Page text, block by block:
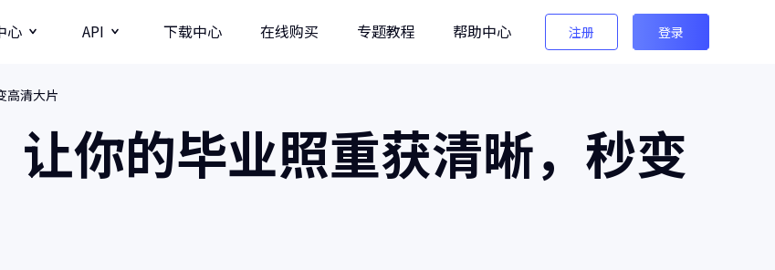
心
牛学长录屏工具
多种录制方式/直播录制/课程模板
图法法AI图像检测
AI生图检测/AI换脸检测
API
牛学长图片增强API
下载中心 在线购买 专题教程 帮助中心 注册 登录
高清大片
让你的毕业照重获清晰，秒变